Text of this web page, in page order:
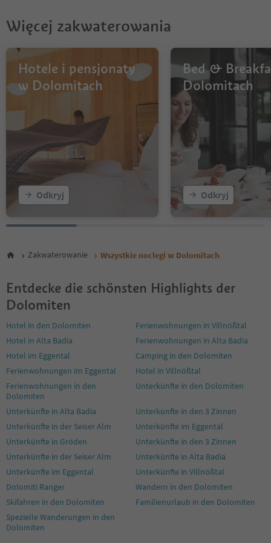
18
19
21
24
26
34
35
Więcej zakwaterowania
Hotele i pensjonaty
w Dolomitach
Odkryj
Bed &
Dolomitach
Odkryj
Zakwaterowanie Wszystkie noclegi w Dolomitach
Entdecke die schönsten Highlights der
Dolomiten
Hotel in den Dolomiten
Ferienwohnungen in Villnößtal
Hotel in Alta Badia
Ferienwohnungen in Alta Badia
Hotel im Eggental
Camping in den Dolomiten
Ferienwohnungen im Eggental
Hotel in Villnößtal
Ferienwohnungen in den
Dolomiten
Unterkünfte in den Dolomiten
Unterkünfte in Alta Badia
Unterkünfte in den 3 Zinnen
Unterkünfte in der Seiser Alm
Unterkünfte im Eggental
Unterkünfte in Gröden
Unterkünfte in den 3 Zinnen
Unterkünfte in der Seiser Alm
Unterkünfte in Alta Badia
Unterkünfte im Eggental
Unterkünfte in Villnößtal
Dolomiti Ranger
Wandern in den Dolomiten
Skifahren in den Dolomiten
Familienurlaub in den Dolomiten
Spezielle Wanderungen in den
Dolomiten